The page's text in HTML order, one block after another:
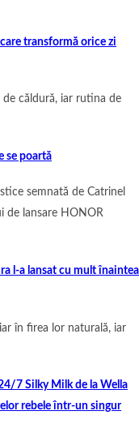
transformă orice zi
de căldură, iar rutina de
se poartă
semnată de Catrinel
de lansare HONOR
l-a lansat cu mult înaintea
în firea lor naturală, iar
7 Silky Milk de la Wella
rebele într-un singur